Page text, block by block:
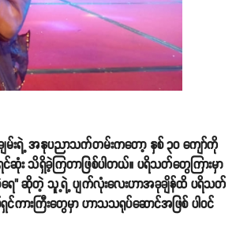
မ်းရဲ့ အနုပညာသက်တမ်းကတော့ နှစ် ၃၀ ကျော်ကို
သိရှိခဲ့ကြတာဖြစ်ပါတယ်။ ပရိသတ်တွေကြားမှာ
ရေ" ဆိုတဲ့ သူ့ရဲ့ ပျက်လုံးလေးဟာအခုချိန်ထိ ပရိသတ်
ရှင်ကားကြီးတွေမှာ ဟာသသရုပ်ဆောင်အဖြစ် ပါဝင်